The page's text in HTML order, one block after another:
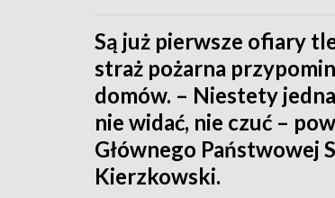
Są już pierwsze ofiary
straż pożarna
domów. – Niestety
nie widać, nie czuć –
Głównego Państwowej
Kierzkowski.